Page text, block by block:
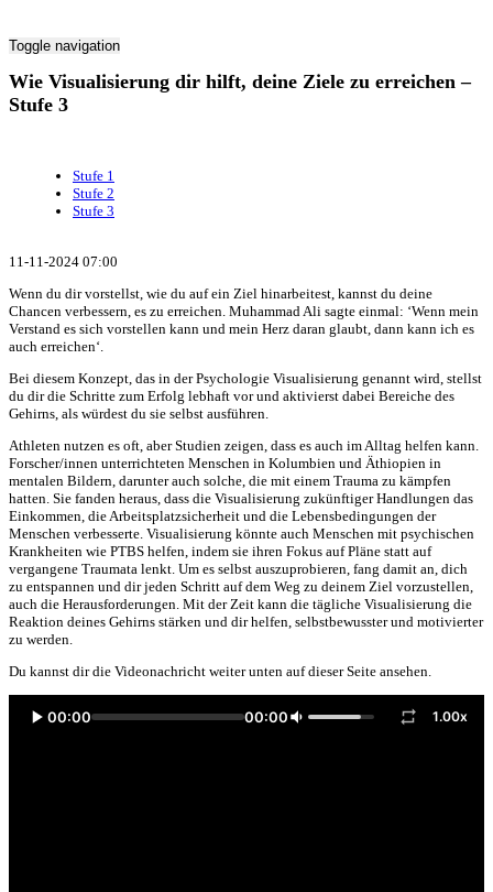
Toggle navigation
Wie Visualisierung dir hilft, deine Ziele zu erreichen –
Stufe 3
Stufe 1
Stufe 2
Stufe 3
11-11-2024 07:00
Wenn du dir vorstellst, wie du auf ein Ziel hinarbeitest, kannst du deine
Chancen verbessern, es zu erreichen. Muhammad Ali sagte einmal: ‘Wenn mein
Verstand es sich vorstellen kann und mein Herz daran glaubt, dann kann ich es
auch erreichen‘.
Bei diesem Konzept, das in der Psychologie Visualisierung genannt wird, stellst
du dir die Schritte zum Erfolg lebhaft vor und aktivierst dabei Bereiche des
Gehirns, als würdest du sie selbst ausführen.
Athleten nutzen es oft, aber Studien zeigen, dass es auch im Alltag helfen kann.
Forscher/innen unterrichteten Menschen in Kolumbien und Äthiopien in
mentalen Bildern, darunter auch solche, die mit einem Trauma zu kämpfen
hatten. Sie fanden heraus, dass die Visualisierung zukünftiger Handlungen das
Einkommen, die Arbeitsplatzsicherheit und die Lebensbedingungen der
Menschen verbesserte. Visualisierung könnte auch Menschen mit psychischen
Krankheiten wie PTBS helfen, indem sie ihren Fokus auf Pläne statt auf
vergangene Traumata lenkt. Um es selbst auszuprobieren, fang damit an, dich
zu entspannen und dir jeden Schritt auf dem Weg zu deinem Ziel vorzustellen,
auch die Herausforderungen. Mit der Zeit kann die tägliche Visualisierung die
Reaktion deines Gehirns stärken und dir helfen, selbstbewusster und motivierter
zu werden.
Du kannst dir die Videonachricht weiter unten auf dieser Seite ansehen.
00:00 00:00 1.00x